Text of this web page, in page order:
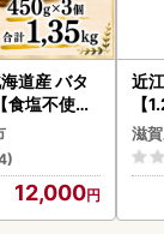
道産 バタ
食塩不使用
12,000
近
【
】
滋